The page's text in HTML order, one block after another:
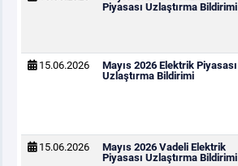
Piyasası Uzlaştırma Bildirimi
15.06.2026
Mayıs 2026 Elektrik Piyasası
Uzlaştırma Bildirimi
15.06.2026
Mayıs 2026 Vadeli Elektrik
Piyasası Uzlaştırma Bildirimi